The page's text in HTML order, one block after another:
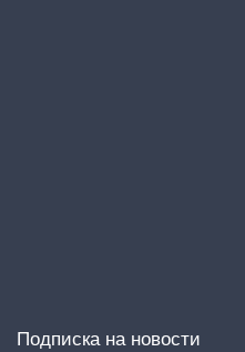
Подписка на новости